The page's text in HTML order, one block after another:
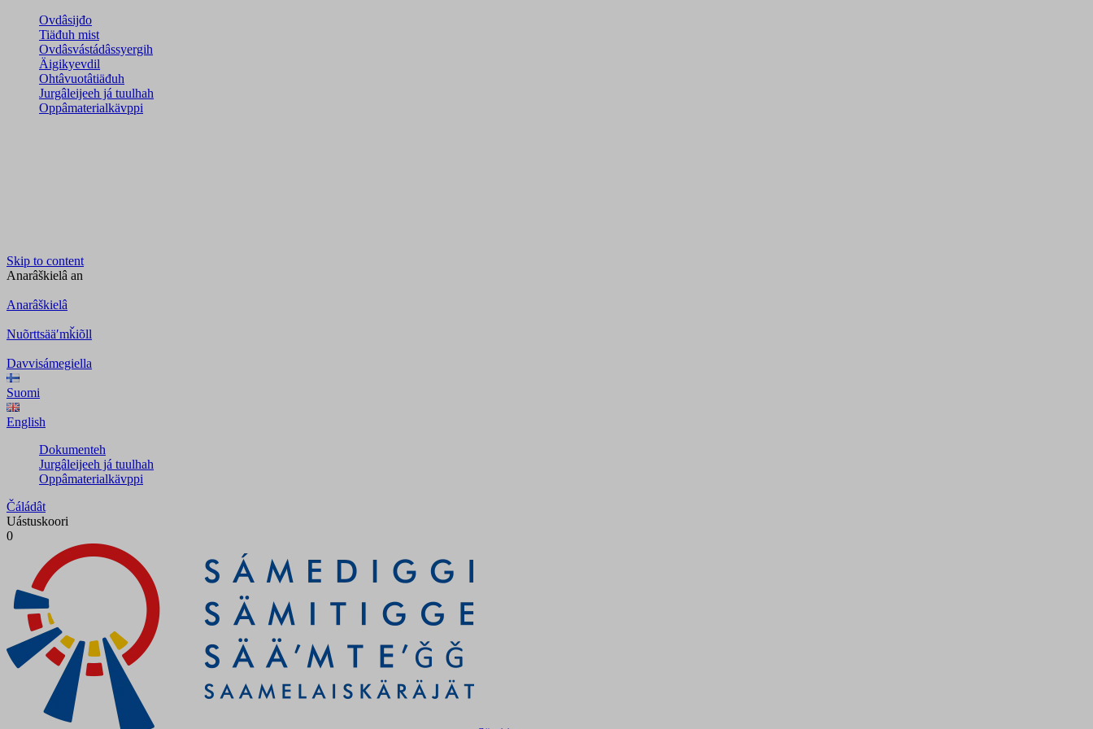
Ovdâsijđo
Tiäđuh mist
Ovdâsvástádâssyergih
Äigikyevdil
Ohtâvuotâtiäđuh
Jurgâleijeeh já tuulhah
Oppâmaterialkävppi
Skip to content
Anarâškielâ an
Anarâškielâ
Nuõrttsääʹmǩiõll
Davvisámegiella
Suomi
English
Dokumenteh
Jurgâleijeeh já tuulhah
Oppâmaterialkävppi
Čáládât
Uástuskoori
0